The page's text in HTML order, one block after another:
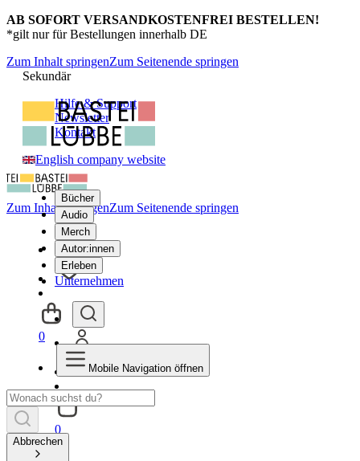
AB SOFORT VERSANDKOSTENFREI BESTELLEN!
*gilt nur für Bestellungen innerhalb DE
Zum Inhalt springenZum Seitenende springen
Sekundär
Hilfe & Support
Newsletter
Kontakt
English company website
Bücher
Audio
Merch
Autor:innen
Erleben
Unternehmen
0
Zum Inhalt springenZum Seitenende springen
0
Mobile Navigation öffnen
Abbrechen